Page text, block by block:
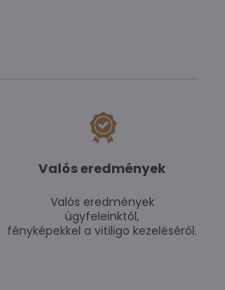
Valós eredmények
Valós eredmények
ügyfeleinktől,
fényképekkel a vitiligo kezeléséről.